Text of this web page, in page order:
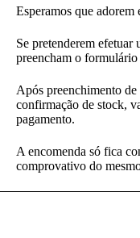
Esperamos que adorem
Se pretenderem efetuar
preencham o formulário
Após preenchimento
confirmação de stock,
pagamento.
A encomenda só fica
comprovativo do